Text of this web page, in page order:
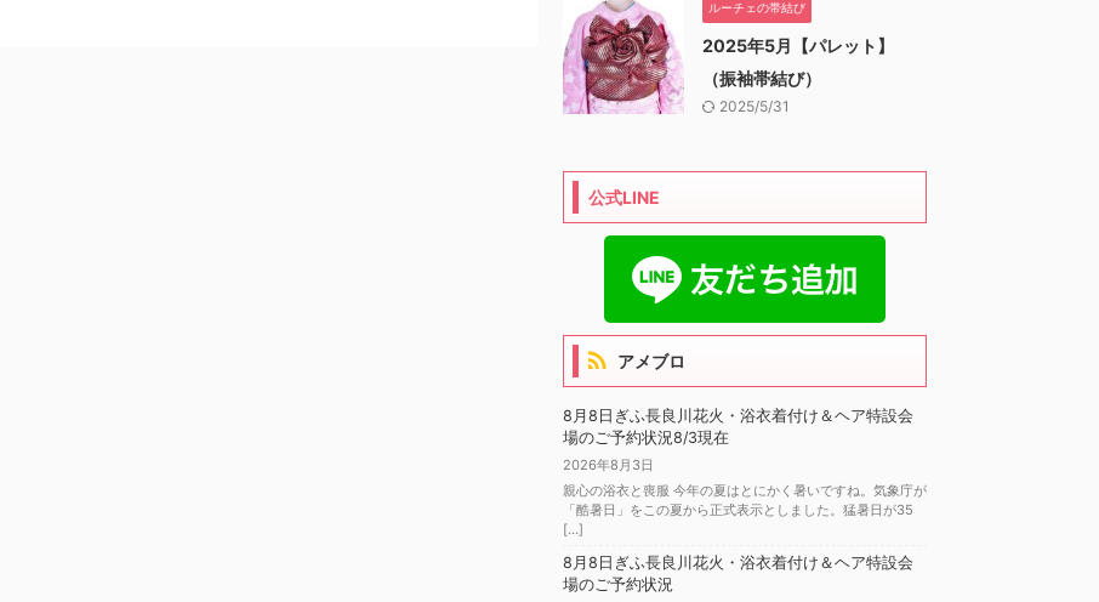
ルーチェの帯結び
2025年5月【パレット】
（振袖帯結び）
2025/5/31
公式LINE
アメブロ
8月8日ぎふ長良川花火・浴衣着付け＆ヘア特設会
場のご予約状況8/3現在
2026年8月3日
親心の浴衣と喪服 今年の夏はとにかく暑いですね。気象庁が
「酷暑日」をこの夏から正式表示としました。猛暑日が35
[…]
8月8日ぎふ長良川花火・浴衣着付け＆ヘア特設会
場のご予約状況